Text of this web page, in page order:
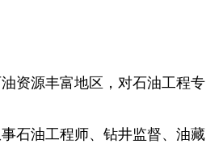
资源丰富地区，对石油工程专
石油工程师、钻井监督、油藏